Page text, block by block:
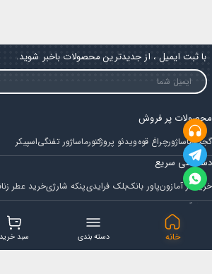
با ثبت ایمیل ، از جدیدترین محصولات باخبر شوید.
محصولات پر فروش
گجتماساژورچراغ قوهویدئو پروژکتورماساژور تفنگیاسپیکر
دسترسی سریع
خرید از آمازونپاور بانکبلک فرایدیپنکه شارژیخرید عطر
فروشگاه
مجله ایران بابا قوانین و مقررات سوالات متداول
تماس با ایران بابا
سبد خرید دسته بندی خانه